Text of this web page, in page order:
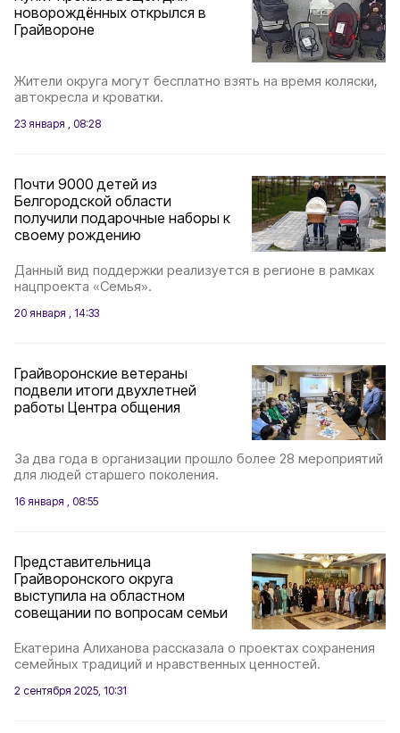
новорождённых открылся в
Грайвороне
Жители округа могут бесплатно взять на время коляски,
автокресла и кроватки.
23 января , 08:28
Почти 9000 детей из
Белгородской области
получили подарочные наборы к
своему рождению
Данный вид поддержки реализуется в регионе в рамках
нацпроекта «Семья».
20 января , 14:33
Грайворонские ветераны
подвели итоги двухлетней
работы Центра общения
За два года в организации прошло более 28 мероприятий
для людей старшего поколения.
16 января , 08:55
Представительница
Грайворонского округа
выступила на областном
совещании по вопросам семьи
Екатерина Алиханова рассказала о проектах сохранения
семейных традиций и нравственных ценностей.
2 сентября 2025, 10:31